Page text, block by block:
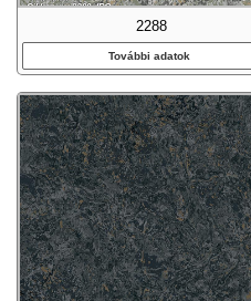
2288
További adatok